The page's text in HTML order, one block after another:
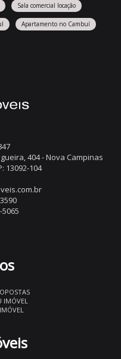
Sala comercial locação
Apartamento no Cambuí
404 - Nova Campinas
13092-104
IMÓVEL